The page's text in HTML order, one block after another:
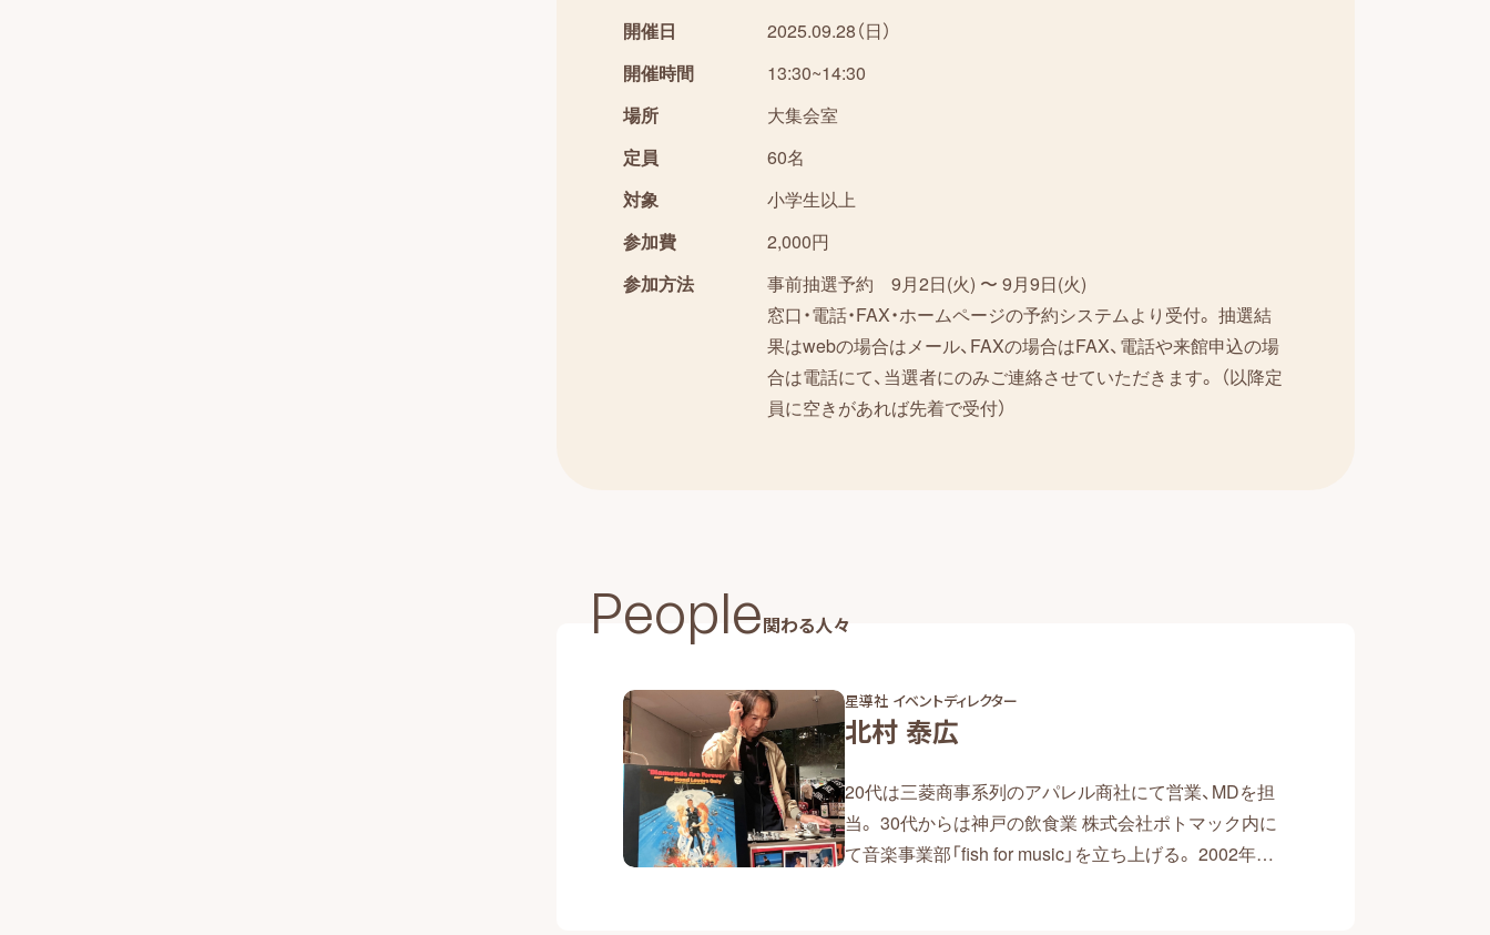
開催日
2025.09.28（日）
開催時間
13:30~14:30
場所
大集会室
定員
60名
対象
小学生以上
参加費
2,000円
参加方法
事前抽選予約 9月2日(火) 〜 9月9日(火)
窓口・電話・FAX・ホームページの予約システムより受付。 抽選結
果はwebの場合はメール、FAXの場合はFAX、電話や来館申込の場
合は電話にて、当選者にのみご連絡させていただきます。 （以降定
員に空きがあれば先着で受付）
People関わる人々
星導社 イベントディレクター
北村 泰広
20代は三菱商事系列のアパレル商社にて営業、MDを担
当。 30代からは神戸の飲食業 株式会社ポトマック内に
て音楽事業部「fish for music」を立ち上げる。 2002年以